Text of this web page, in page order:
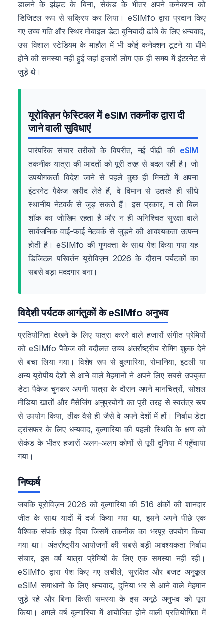
डालने के झंझट के बिना, सेकंड के भीतर अपने कनेक्शन को
डिजिटल रूप से सक्रिय कर लिया। eSIMfo द्वारा प्रदान किए
गए उच्च गति और स्थिर मोबाइल डेटा बुनियादी ढांचे के लिए धन्यवाद,
उस विशाल स्टेडियम के माहौल में भी कोई कनेक्शन टूटने या धीमे
होने की समस्या नहीं हुई जहां हजारों लोग एक ही समय में इंटरनेट से
जुड़े थे।
यूरोविज़न फेस्टिवल में eSIM तकनीक द्वारा दी
जाने वाली सुविधाएं
पारंपरिक संचार तरीकों के विपरीत, नई पीढ़ी की eSIM
तकनीक यात्रा की आदतों को पूरी तरह से बदल रही है। जो
उपयोगकर्ता विदेश जाने से पहले कुछ ही मिनटों में अपना
इंटरनेट पैकेज खरीद लेते हैं, वे विमान से उतरते ही सीधे
स्थानीय नेटवर्क से जुड़ सकते हैं। इस प्रकार, न तो बिल
शॉक का जोखिम रहता है और न ही अनिश्चित सुरक्षा वाले
सार्वजनिक वाई-फाई नेटवर्क से जुड़ने की आवश्यकता उत्पन्न
होती है। eSIMfo की गुणवत्ता के साथ पेश किया गया यह
डिजिटल परिवर्तन यूरोविज़न 2026 के दौरान पर्यटकों का
सबसे बड़ा मददगार बना।
विदेशी पर्यटक आगंतुकों के eSIMfo अनुभव
प्रतियोगिता देखने के लिए यात्रा करने वाले हजारों संगीत प्रेमियों
को eSIMfo पैकेज की बदौलत उच्च अंतर्राष्ट्रीय रोमिंग शुल्क देने
से बचा लिया गया। विशेष रूप से बुल्गारिया, रोमानिया, इटली या
अन्य यूरोपीय देशों से आने वाले मेहमानों ने अपने लिए सबसे उपयुक्त
डेटा पैकेज चुनकर अपनी यात्रा के दौरान अपने मानचित्रों, सोशल
मीडिया खातों और मैसेजिंग अनुप्रयोगों का पूरी तरह से स्वतंत्र रूप
से उपयोग किया, ठीक वैसे ही जैसे वे अपने देशों में हों। निर्बाध डेटा
ट्रांसफर के लिए धन्यवाद, बुल्गारिया की पहली स्थिति के क्षण को
सेकंड के भीतर हजारों अलग-अलग कोणों से पूरी दुनिया में पहुँचाया
गया।
निष्कर्ष
जबकि यूरोविज़न 2026 को बुल्गारिया की 516 अंकों की शानदार
जीत के साथ यादों में दर्ज किया गया था, इसने अपने पीछे एक
वैश्विक संपर्क छोड़ दिया जिसमें तकनीक का भरपूर उपयोग किया
गया था। अंतर्राष्ट्रीय आयोजनों की सबसे बड़ी आवश्यकता निर्बाध
संचार, इस वर्ष यात्रा प्रेमियों के लिए एक समस्या नहीं रही।
eSIMfo द्वारा पेश किए गए लचीले, सुरक्षित और बजट अनुकूल
eSIM समाधानों के लिए धन्यवाद, दुनिया भर से आने वाले मेहमान
जुड़े रहे और बिना किसी समस्या के इस अनूठे अनुभव को पूरा
किया। अगले वर्ष बुल्गारिया में आयोजित होने वाली प्रतियोगिता में